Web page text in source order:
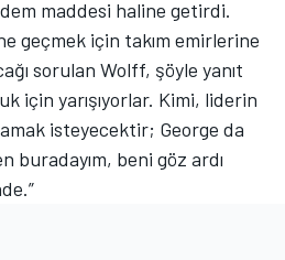
maddesi haline getirdi.
geçmek için takım emirlerine
sorulan Wolff, şöyle yanıt
için yarışıyorlar. Kimi, liderin
isteyecektir; George da
buradayım, beni göz ardı